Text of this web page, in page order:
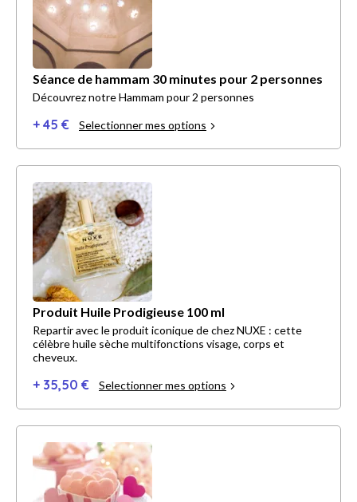
Séance de hammam 30 minutes pour 2 personnes
Découvrez notre Hammam pour 2 personnes
+ 45 € Selectionner mes options
Produit Huile Prodigieuse 100 ml
Repartir avec le produit iconique de chez NUXE : cette
célèbre huile sèche multifonctions visage, corps et
cheveux.
+ 35,50 € Selectionner mes options